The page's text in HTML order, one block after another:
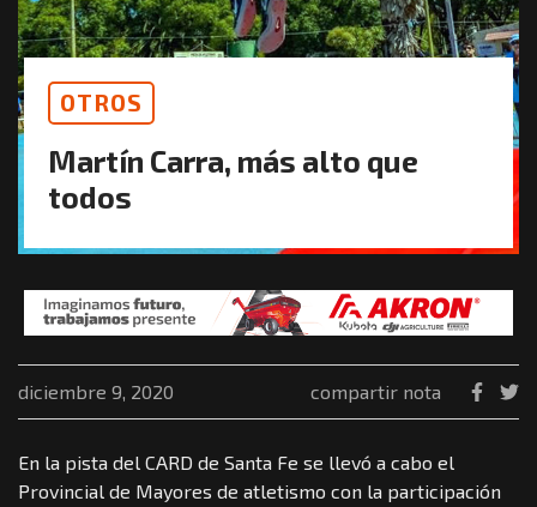
OTROS
Martín Carra, más alto que
todos
diciembre 9, 2020 compartir nota
En la pista del CARD de Santa Fe se llevó a cabo el
Provincial de Mayores de atletismo con la participación